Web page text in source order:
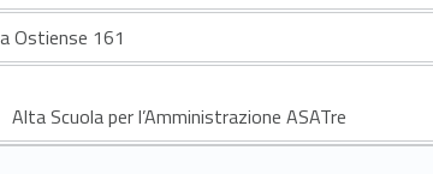
Ostiense 161
Alta Scuola per l’Amministrazione ASATre